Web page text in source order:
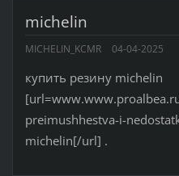
michelin
MICHELIN_KCMR 04-04-2025
купить резину michelin
preimushhestva-i-
michelin[/url] .